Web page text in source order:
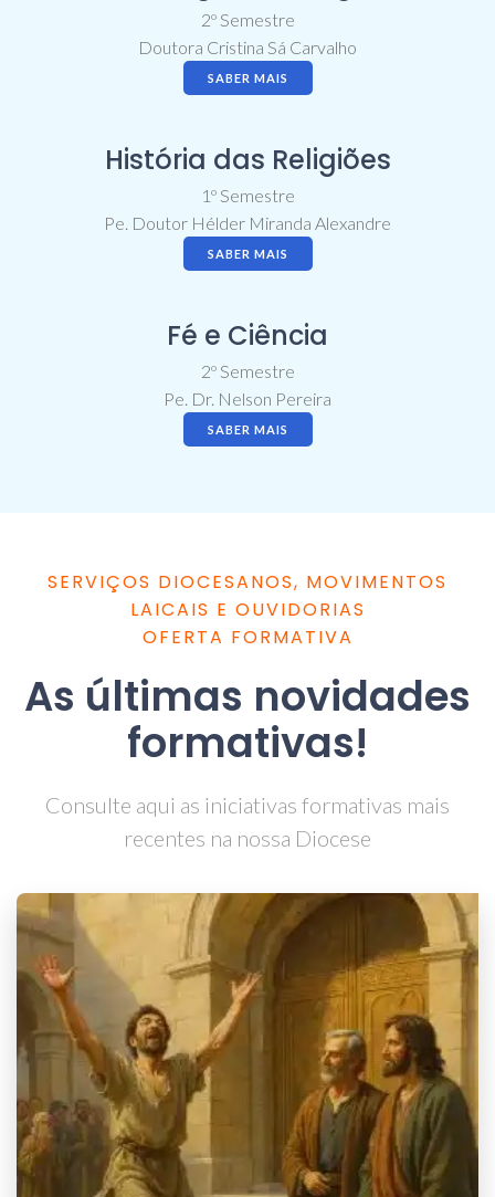
2º Semestre
Doutora Cristina Sá Carvalho
SABER MAIS
História das Religiões
1º Semestre
Pe. Doutor Hélder Miranda Alexandre
SABER MAIS
Fé e Ciência
2º Semestre
Pe. Dr. Nelson Pereira
SABER MAIS
SERVIÇOS DIOCESANOS, MOVIMENTOS
LAICAIS E OUVIDORIAS
OFERTA FORMATIVA
As últimas novidades
formativas!
Consulte aqui as iniciativas formativas mais
recentes na nossa Diocese